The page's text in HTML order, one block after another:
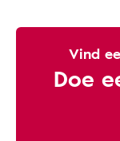
Vind
Doe